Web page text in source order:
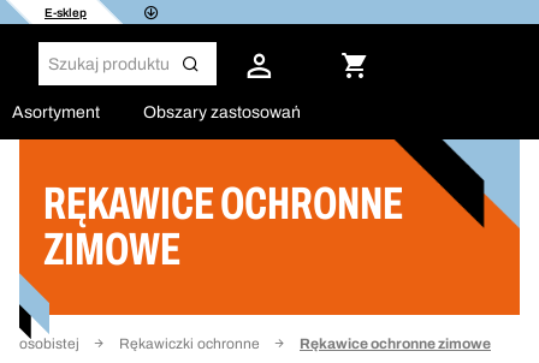
E-sklep
Asortyment Obszary zastosowań
RĘKAWICE OCHRONNE
ZIMOWE
osobistej Rękawiczki ochronne Rękawice ochronne zimowe
Filtruj